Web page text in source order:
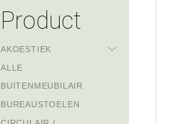
Product
AKOESTIEK
ALLE
BUITENMEUBILAIR
BUREAUSTOELEN